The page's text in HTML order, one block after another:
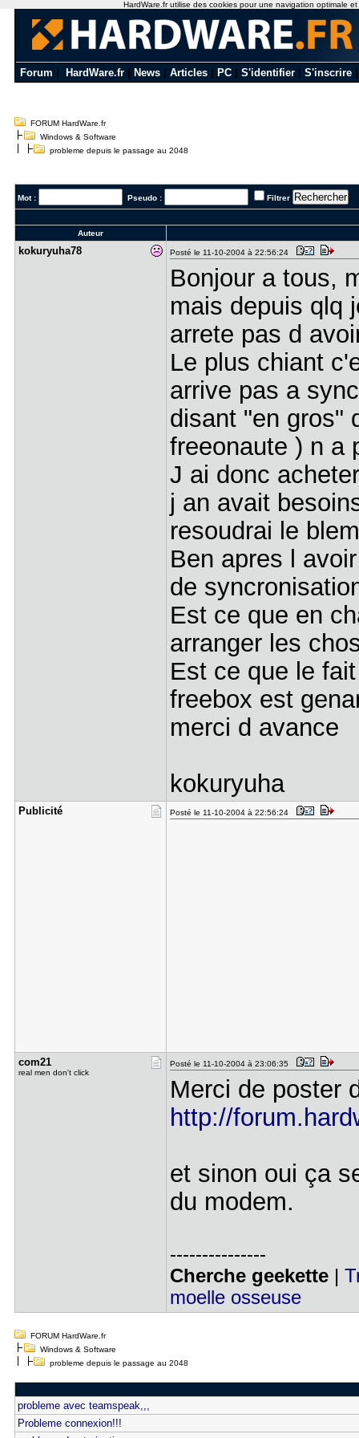
Forum HardWare.fr News Articles PC S'identifier S'inscrire
FORUM HardWare.fr
Windows & Software
probleme depuis le passage au 2048
Mot : Pseudo : Filtrer
Auteur
kokuryuha7​8 Posté le 11-10-2004 à 22:56:24
Bonjour a tous,
mais depuis qlq
arrete pas d
Le plus chiant
arrive pas a
disant "en gros"
freeonaute ) n a
J ai donc
j an avait
resoudrai le
Ben apres l
de
Est ce que en
arranger les
Est ce que le
freebox est
merci d avance
kokuryuha
Publicité Posté le 11-10-2004 à 22:56:24
com21
real men don't click
Posté le 11-10-2004 à 23:06:35
Merci de poster
http://
et sinon oui ça
du modem.
---------------
Cherche geekette|
moelle osseuse
FORUM HardWare.fr
Windows & Software
probleme depuis le passage au 2048
probleme avec teamspeak,,,
Probleme connexion!!!
HardWare.fr utilise des cookies pour une navigation optimale